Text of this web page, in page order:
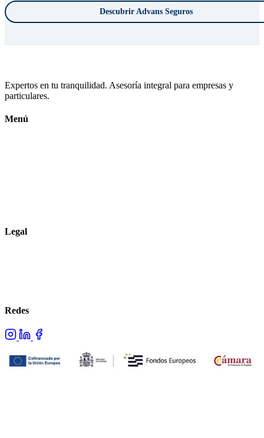
Descubrir Advans Seguros
Expertos en tu tranquilidad. Asesoría integral para empresas y
particulares.
Menú
Legal
Redes